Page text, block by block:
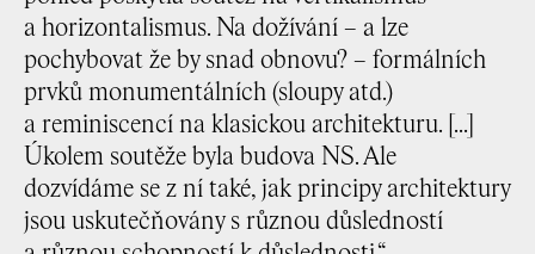
a horizontalismus. Na dožívání – a lze
pochybovat že by snad obnovu? – formálních
prvků monumentálních (sloupy atd.)
a reminiscencí na klasickou architekturu. [...]
Úkolem soutěže byla budova NS. Ale
dozvídáme se z ní také, jak principy architektury
jsou uskutečňovány s různou důsledností